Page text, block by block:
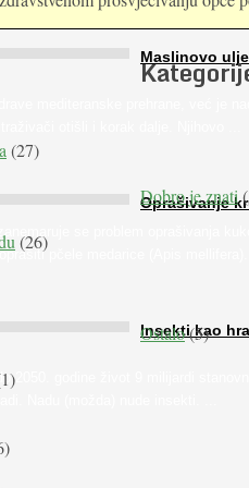
Maslinovo ulje
otišli i korak dalje. Njihovo ...
Oprašivanje
se problem oprašivanja
pčele medarice (Apis mellifera).
Insekti kao
2050. godine život 9 milijardi
Nadu (možda) nude insekti. ...
(27)
Dobro je znati
(26)
Ostalo(5)